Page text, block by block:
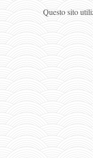
Questo sito